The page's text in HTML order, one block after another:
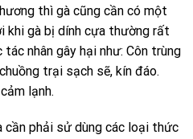
thì gà cũng cần có một
khi gà bị dính cựa thường rất
nhân gây hại như: Côn trùng
trại sạch sẽ, kín đáo.
lạnh.
cần phải sử dùng các loại thức